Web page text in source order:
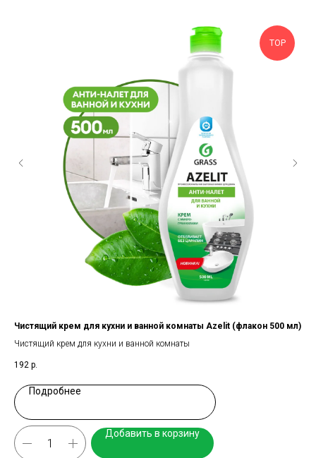
TOP
Чистящий крем для кухни и ванной комнаты Azelit (флакон 500 мл)
Чистящий крем для кухни и ванной комнаты
192 р.
Подробнее
Добавить в корзину